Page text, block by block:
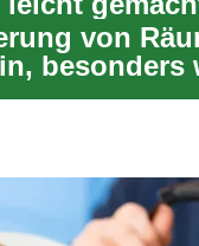
von
besonders
ge...